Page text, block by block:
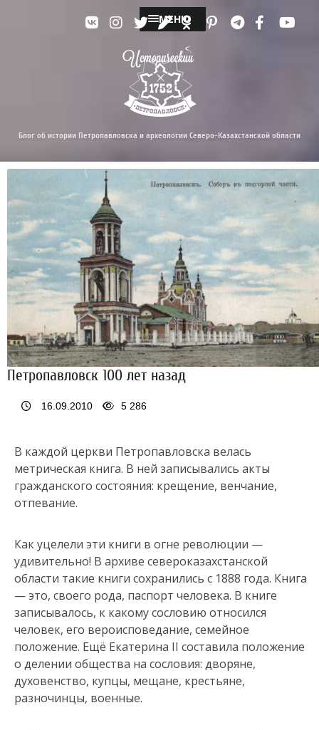
МЕНЮ
Блог об истории Петропавловска и археологии Северо-Казахстанской области
Петропавловск 100 лет назад
16.09.2010 5 286
В каждой церкви Петропавловска велась
метрическая книга. В ней записывались акты
гражданского состояния: крещение, венчание,
отпевание.
Как уцелели эти книги в огне революции —
удивительно! В архиве североказахстанской
области такие книги сохранились с 1888 года. Книга
— это, своего рода, паспорт человека. В книге
записывалось, к какому сословию относился
человек, его вероисповедание, семейное
положение. Ещё Екатерина II составила положение
о делении общества на сословия: дворяне,
духовенство, купцы, мещане, крестьяне,
разночинцы, военные.